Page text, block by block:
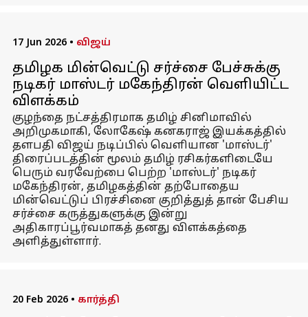
17 Jun 2026 • விஜய்
தமிழக மின்வெட்டு சர்ச்சை பேச்சுக்கு
நடிகர் மாஸ்டர் மகேந்திரன் வெளியிட்ட
விளக்கம்
குழந்தை நட்சத்திரமாக தமிழ் சினிமாவில்
அறிமுகமாகி, லோகேஷ் கனகராஜ் இயக்கத்தில்
தளபதி விஜய் நடிப்பில் வெளியான 'மாஸ்டர்'
திரைப்படத்தின் மூலம் தமிழ் ரசிகர்களிடையே
பெரும் வரவேற்பை பெற்ற 'மாஸ்டர்' நடிகர்
மகேந்திரன், தமிழகத்தின் தற்போதைய
மின்வெட்டுப் பிரச்சினை குறித்துத் தான் பேசிய
சர்ச்சை கருத்துகளுக்கு இன்று
அதிகாரப்பூர்வமாகத் தனது விளக்கத்தை
அளித்துள்ளார்.
20 Feb 2026 • கார்த்தி